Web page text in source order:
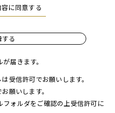
に同意する
る
届きます。
信許可でお願いします。
願いします。
ォルダをご確認の上受信許可に